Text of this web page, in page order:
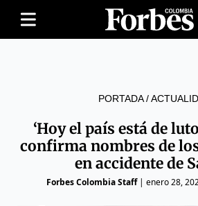
PORTADA/
‘Hoy el país está de
confirma nombres de
en accidente de
Forbes Colombia Staff| enero 28,